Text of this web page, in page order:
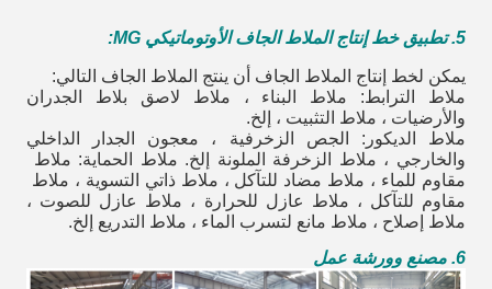
5. تطبيق خط إنتاج الملاط الجاف الأوتوماتيكي MG:
يمكن لخط إنتاج الملاط الجاف أن ينتج الملاط الجاف التالي:
ملاط الترابط: ملاط ​​البناء ، ملاط ​​لاصق بلاط الجدران
والأرضيات ، ملاط ​​التثبيت ، إلخ.
ملاط الديكور: الجص الزخرفية ، معجون الجدار الداخلي
والخارجي ، ملاط ​​الزخرفة الملونة إلخ. ملاط ​​الحماية: ملاط ​​
مقاوم للماء ، ملاط ​​مضاد للتآكل ، ملاط ​​ذاتي التسوية ، ملاط ​​
مقاوم للتآكل ، ملاط ​​عازل للحرارة ، ملاط ​​عازل للصوت ،
ملاط ​​إصلاح ، ملاط مانع لتسرب الماء ، ملاط ​​التدريع إلخ.
6. مصنع وورشة عمل